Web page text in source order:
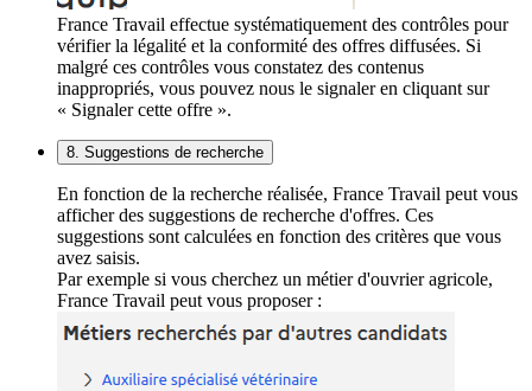
France Travail effectue systématiquement des contrôles pour
vérifier la légalité et la conformité des offres diffusées. Si
malgré ces contrôles vous constatez des contenus
inappropriés, vous pouvez nous le signaler en cliquant sur
« Signaler cette offre ».
8. Suggestions de recherche
En fonction de la recherche réalisée, France Travail peut vous
afficher des suggestions de recherche d'offres. Ces
suggestions sont calculées en fonction des critères que vous
avez saisis.
Par exemple si vous cherchez un métier d'ouvrier agricole,
France Travail peut vous proposer :